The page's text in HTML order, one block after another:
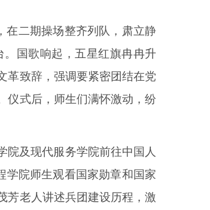
在二期操场整齐列队，肃立静
国歌响起，五星红旗冉冉升
革致辞，强调要紧密团结在党
仪式后，师生们满怀激动，纷
院及现代服务学院前往中国人
学院师生观看国家勋章和国家
芳老人讲述兵团建设历程，激